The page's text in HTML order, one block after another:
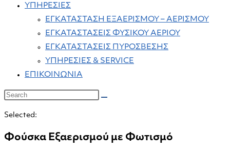
ΥΠΗΡΕΣΙΕΣ
ΕΓΚΑΤΑΣΤΑΣΗ ΕΞΑΕΡΙΣΜΟΥ – ΑΕΡΙΣΜΟΥ
ΕΓΚΑΤΑΣΤΑΣΕΙΣ ΦΥΣΙΚΟΥ ΑΕΡΙΟΥ
ΕΓΚΑΤΑΣΤΑΣΕΙΣ ΠΥΡΟΣΒΕΣΗΣ
ΥΠΗΡΕΣΙΕΣ & SERVICE
ΕΠΙΚΟΙΝΩΝΙΑ
Selected:
Φούσκα Εξαερισμού με Φωτισμό